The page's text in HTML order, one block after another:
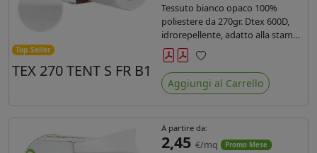
Top Seller
TEX 270 TENT S FR B1
Tessuto bianco opaco 100%
poliestere da 270gr. Dtex 600D,
idrorepellente, adatto alla stampa
solvente, ecosolvente, uv, latex (di
terza generazione). Ideale per
tende ,coperture gazebo, prodotti
gonfiabili o cuscini di
Preferiti
Aggiungi al Carrello
A partire da:
2,45 €/mq Promo Mese